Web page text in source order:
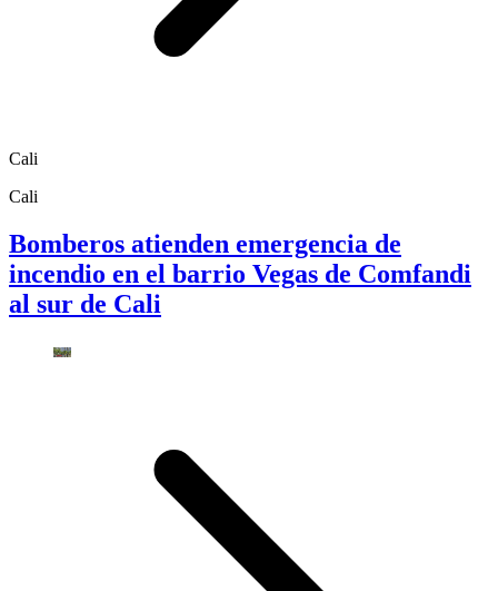
Cali
Cali
Bomberos atienden emergencia de
incendio en el barrio Vegas de Comfandi
al sur de Cali